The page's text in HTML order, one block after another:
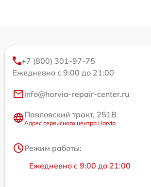
+7 (800) 301-97-75
Ежедневно с 9:00 до 21:00
info@harvia-repair-center.ru
Павловский тракт, 251В
Адрес сервисного центра Harvia
Режим работы:
Ежедневно с 9:00 до 21:00